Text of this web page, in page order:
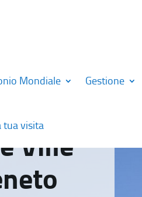
Mondiale Gestione
tua visita
Ville